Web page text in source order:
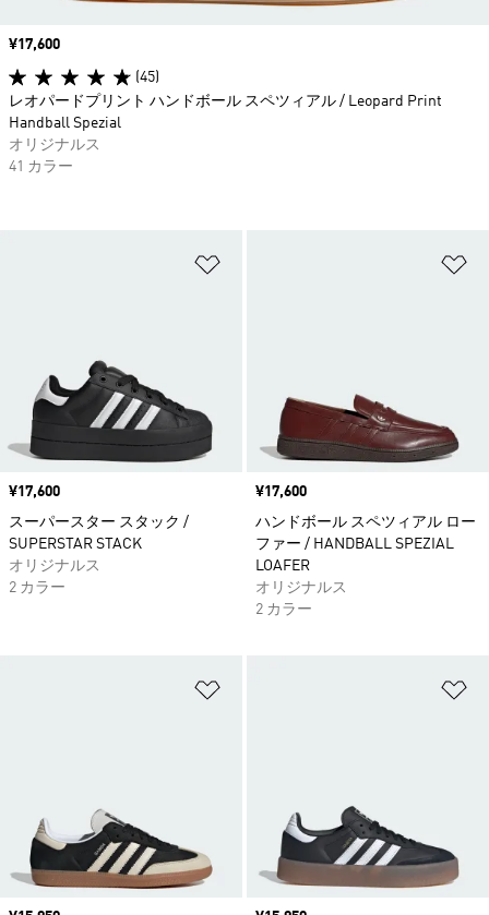
価格
¥17,600
スーパースター スタック /
SUPERSTAR STACK
オリジナルス
2 カラー
価格
¥17,600
ハンドボール スペツィアル ロー
ファー / HANDBALL SPEZIAL
LOAFER
オリジナルス
2 カラー
価格
¥17,600
(45)
レオパードプリント ハンドボール スペツィアル / Leopard Print
Handball Spezial
オリジナルス
41 カラー